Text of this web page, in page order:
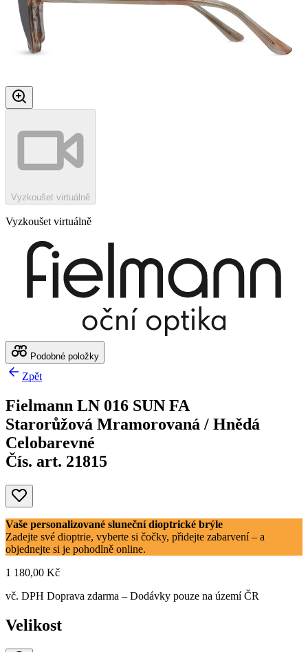
Vyzkoušet virtuálně
Vyzkoušet virtuálně
Podobné položky
Zpět
Fielmann LN 016 SUN FA
Starorůžová Mramorovaná / Hnědá
Celobarevné
Čís. art. 21815
Vaše personalizované sluneční dioptrické brýle
Zadejte své dioptrie, vyberte si čočky, přidejte zabarvení – a
objednejte si je pohodlně online.
1 180,00 Kč
vč. DPH Doprava zdarma – Dodávky pouze na území ČR
Velikost